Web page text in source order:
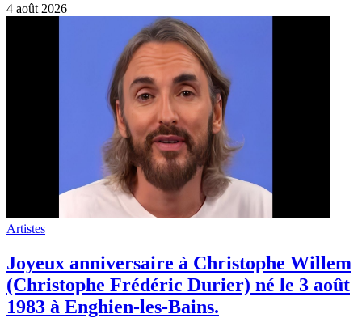
4 août 2026
Artistes
Joyeux anniversaire à Christophe Willem
(Christophe Frédéric Durier) né le 3 août
1983 à Enghien-les-Bains.